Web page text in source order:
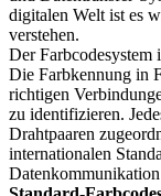
digitalen Welt ist es
verstehen.
Der Farbcodesystem
Die Farbkennung in
richtigen
zu identifizieren.
Drahtpaaren
internationalen